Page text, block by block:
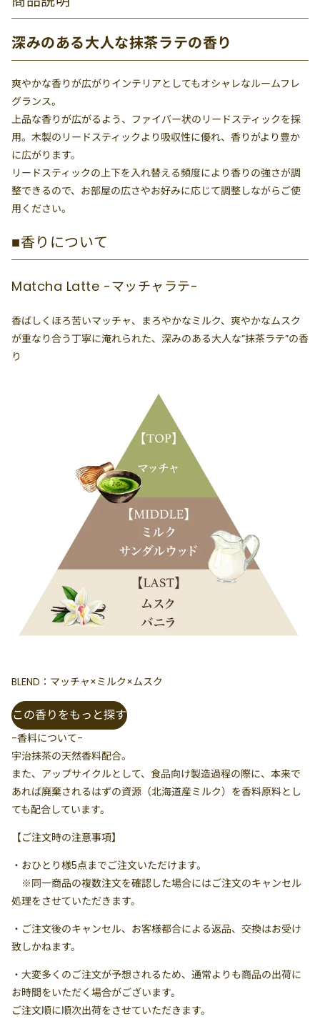
深みのある大人な抹茶ラテの香り
爽やかな香りが広がりインテリアとしてもオシャレなルームフレ
グランス。
上品な香りが広がるよう、ファイバー状のリードスティックを採
用。木製のリードスティックより吸収性に優れ、香りがより豊か
に広がります。
リードスティックの上下を入れ替える頻度により香りの強さが調
整できるので、お部屋の広さやお好みに応じて調整しながらご使
用ください。
■香りについて
Matcha Latte -マッチャラテ-
香ばしくほろ苦いマッチャ、まろやかなミルク、爽やかなムスク
が重なり合う丁寧に淹れられた、深みのある大人な”抹茶ラテ”の香
り
BLEND：マッチャ×ミルク×ムスク
この香りをもっと探す
-香料について-
宇治抹茶の天然香料配合。
また、アップサイクルとして、食品向け製造過程の際に、本来で
あれば廃棄されるはずの資源（北海道産ミルク）を香料原料とし
ても配合しています。
【ご注文時の注意事項】
・ おひとり様5点までご注文いただけます。
※同一商品の複数注文を確認した場合にはご注文のキャンセル
処理をさせていただきます。
・ご注文後のキャンセル、お客様都合による返品、交換はお受け
致しかねます。
・大変多くのご注文が予想されるため、通常よりも商品の出荷に
お時間をいただく場合がございます。
ご注文順に順次出荷をさせていただきます。